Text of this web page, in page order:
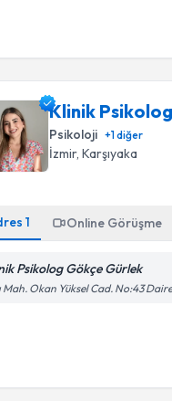
Klinik
Psikoloji +1diğer
İzmir, Karşıyaka
1 Online Görüşme
Psikolog Gökçe Gürlek
Mah. Okan Yüksel Cad. No:43